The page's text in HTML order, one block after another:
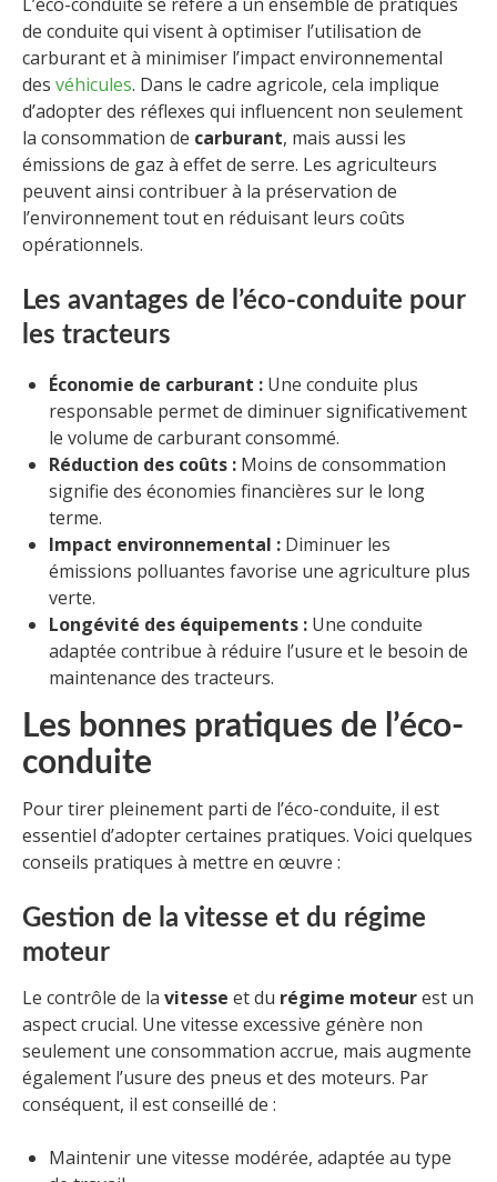
de conduite qui visent à optimiser l’utilisation de
carburant et à minimiser l’impact environnemental
des véhicules. Dans le cadre agricole, cela implique
d’adopter des réflexes qui influencent non seulement
la consommation de carburant, mais aussi les
émissions de gaz à effet de serre. Les agriculteurs
peuvent ainsi contribuer à la préservation de
l’environnement tout en réduisant leurs coûts
opérationnels.
Les avantages de l’éco-conduite pour
les tracteurs
Économie de carburant : Une conduite plus
responsable permet de diminuer significativement
le volume de carburant consommé.
Réduction des coûts : Moins de consommation
signifie des économies financières sur le long
terme.
Impact environnemental : Diminuer les
émissions polluantes favorise une agriculture plus
verte.
Longévité des équipements : Une conduite
adaptée contribue à réduire l’usure et le besoin de
maintenance des tracteurs.
Les bonnes pratiques de l’éco-
conduite
Pour tirer pleinement parti de l’éco-conduite, il est
essentiel d’adopter certaines pratiques. Voici quelques
conseils pratiques à mettre en œuvre :
Gestion de la vitesse et du régime
moteur
Le contrôle de la vitesse et du régime moteurest un
aspect crucial. Une vitesse excessive génère non
seulement une consommation accrue, mais augmente
également l’usure des pneus et des moteurs. Par
conséquent, il est conseillé de :
Maintenir une vitesse modérée, adaptée au type